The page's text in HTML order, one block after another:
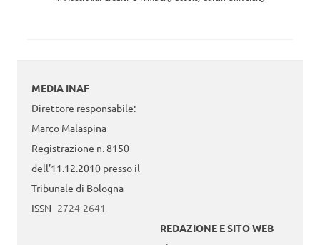
MEDIA INAF
Direttore responsabile:
Marco Malaspina
Registrazione n. 8150
dell’11.12.2010 presso il
Tribunale di Bologna
ISSN 2724-2641
REDAZIONE E SITO WEB